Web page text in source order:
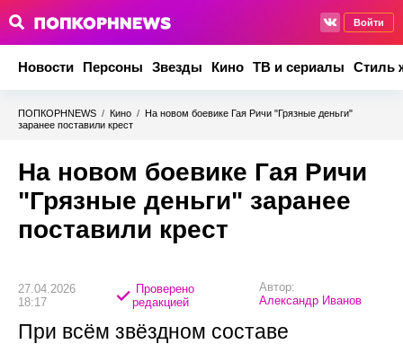
Войти
Новости Персоны Звезды Кино ТВ и сериалы Стиль
ПОПКОРНNEWS / Кино / На новом боевике Гая Ричи "Грязные деньги"
заранее поставили крест
На новом боевике Гая Ричи
"Грязные деньги" заранее
поставили крест
27.04.2026
18:17
Проверено
редакцией
Автор:
Александр Иванов
При всём звёздном составе